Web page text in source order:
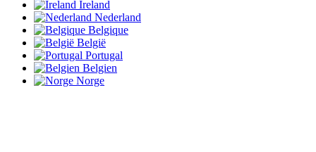
Ireland
Nederland
Belgique
België
Portugal
Belgien
Norge